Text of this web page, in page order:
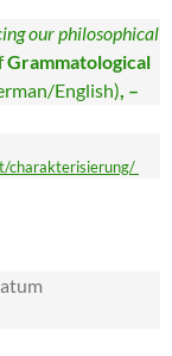
our philosophical
Grammatological
English), –
charakterisierung/